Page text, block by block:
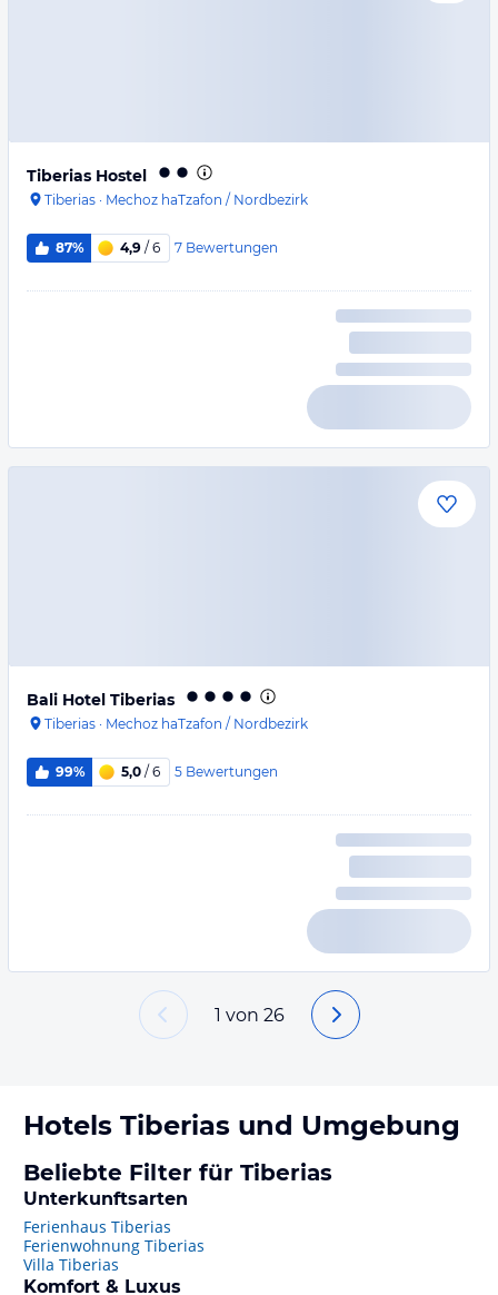
Tiberias Hostel
Tiberias · Mechoz haTzafon / Nordbezirk
87% 4,9 / 6 7 Bewertungen
Bali Hotel Tiberias
Tiberias · Mechoz haTzafon / Nordbezirk
99% 5,0 / 6 5 Bewertungen
1 von 26
Hotels Tiberias und Umgebung
Beliebte Filter für Tiberias
Unterkunftsarten
Ferienhaus Tiberias
Ferienwohnung Tiberias
Villa Tiberias
Komfort & Luxus